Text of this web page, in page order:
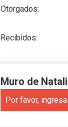
Otorgados:
Recibidos:
Muro de
Por favor, ingresa